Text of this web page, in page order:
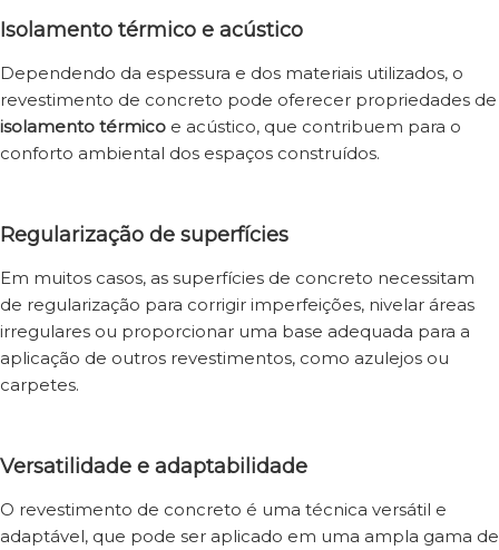
Isolamento térmico e acústico
Dependendo da espessura e dos materiais utilizados, o
revestimento de concreto pode oferecer propriedades de
isolamento térmico e acústico, que contribuem para o
conforto ambiental dos espaços construídos.
Regularização de superfícies
Em muitos casos, as superfícies de concreto necessitam
de regularização para corrigir imperfeições, nivelar áreas
irregulares ou proporcionar uma base adequada para a
aplicação de outros revestimentos, como azulejos ou
carpetes.
Versatilidade e adaptabilidade
O revestimento de concreto é uma técnica versátil e
adaptável, que pode ser aplicado em uma ampla gama de